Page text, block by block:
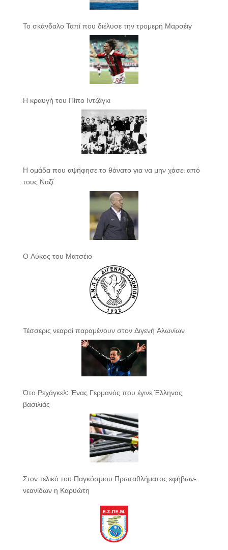
Το σκάνδαλο Ταπί που διέλυσε την τρομερή Μαρσέιγ
Η κραυγή του Πίπο Ιντζάγκι
Η ομάδα που αψήφησε το θάνατο για να μην χάσει από
τους Ναζί
Ο Λύκος του Ματσέιο
Τέσσερις νεαροί παραμένουν στον Διγενή Αλωνίων
Ότο Ρεχάγκελ: Ένας Γερμανός που έγινε Έλληνας
βασιλιάς
Στον τελικό του Παγκόσμιου Πρωταθλήματος εφήβων-
νεανίδων η Καρυώτη